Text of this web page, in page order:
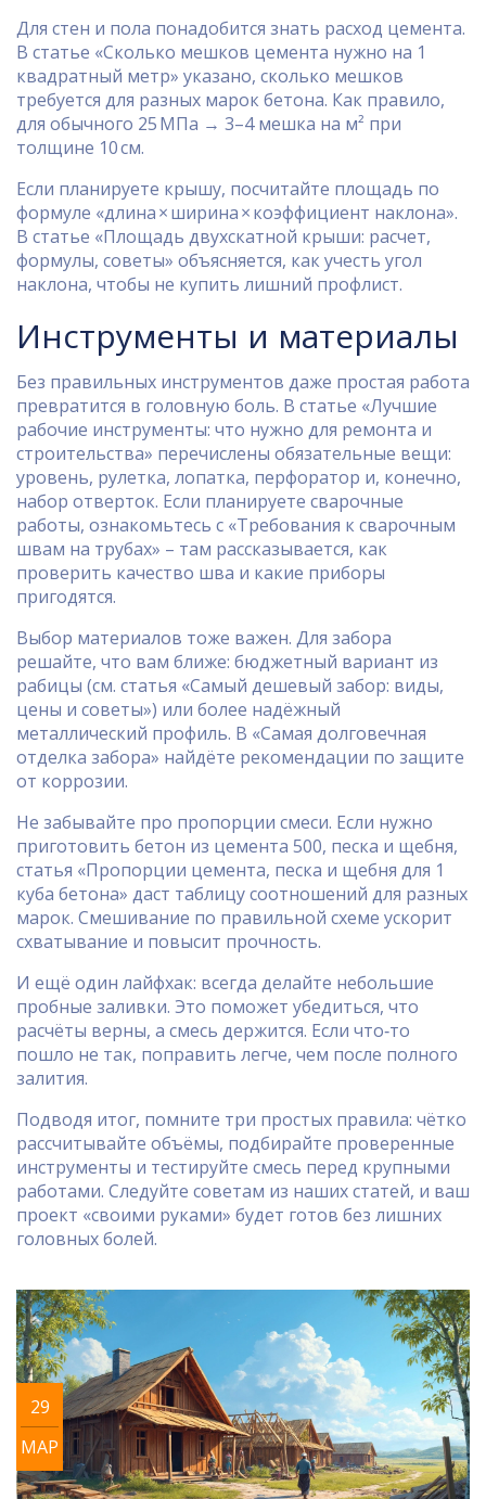
Для стен и пола понадобится знать расход цемента.
В статье «Сколько мешков цемента нужно на 1
квадратный метр» указано, сколько мешков
требуется для разных марок бетона. Как правило,
для обычного 25 МПа → 3–4 мешка на м² при
толщине 10 см.
Если планируете крышу, посчитайте площадь по
формуле «длина × ширина × коэффициент наклона».
В статье «Площадь двухскатной крыши: расчет,
формулы, советы» объясняется, как учесть угол
наклона, чтобы не купить лишний профлист.
Инструменты и материалы
Без правильных инструментов даже простая работа
превратится в головную боль. В статье «Лучшие
рабочие инструменты: что нужно для ремонта и
строительства» перечислены обязательные вещи:
уровень, рулетка, лопатка, перфоратор и, конечно,
набор отверток. Если планируете сварочные
работы, ознакомьтесь с «Требования к сварочным
швам на трубах» – там рассказывается, как
проверить качество шва и какие приборы
пригодятся.
Выбор материалов тоже важен. Для забора
решайте, что вам ближе: бюджетный вариант из
рабицы (см. статья «Самый дешевый забор: виды,
цены и советы») или более надёжный
металлический профиль. В «Самая долговечная
отделка забора» найдёте рекомендации по защите
от коррозии.
Не забывайте про пропорции смеси. Если нужно
приготовить бетон из цемента 500, песка и щебня,
статья «Пропорции цемента, песка и щебня для 1
куба бетона» даст таблицу соотношений для разных
марок. Смешивание по правильной схеме ускорит
схватывание и повысит прочность.
И ещё один лайфхак: всегда делайте небольшие
пробные заливки. Это поможет убедиться, что
расчёты верны, а смесь держится. Если что‑то
пошло не так, поправить легче, чем после полного
залития.
Подводя итог, помните три простых правила: чётко
рассчитывайте объёмы, подбирайте проверенные
инструменты и тестируйте смесь перед крупными
работами. Следуйте советам из наших статей, и ваш
проект «своими руками» будет готов без лишних
головных болей.
29
МАР